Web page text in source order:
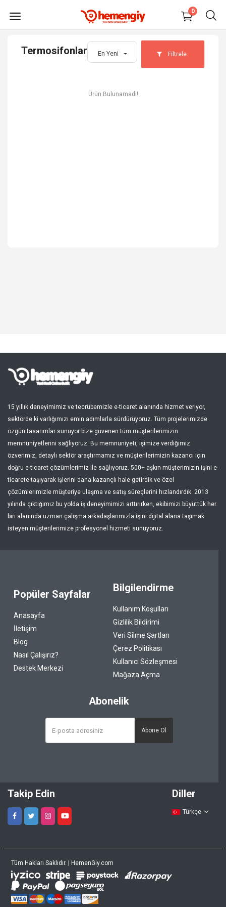
0
HEMEN
Giriş Yap
Kayıt Ol
Türkçe
Termosifonlar En Yeni Filtrele
Ürün Bulunamadı!
15 yıllık deneyimimiz ve tecrübemizle e-ticaret alanında hizmet veriyor,
sektörde ki varlığımızı emin adımlarla sürdürüyoruz. Tüm projelerimizde
özgün tasarımlar sunuyor bize güvenen tüm müşterilerimizin
memnuniyetlerini sağlıyoruz. Bu memnuniyeti, işimize verdiğimiz
özverimiz, detaylı sektör araştırmamız ve müşterilerimizin kazancı için
doğru e-ticaret çözümlerimiz ile sağlıyoruz. 500+ aşkın müşterimizin işini e-
ticarete taşıyarak işlerini daha kazançlı hale getirdik ve özel
çözümlerimizle müşteriye ulaşma ve satış süreçlerini hızlandırdık. 2013
yılında çıktığımız bu yolda iş deneyimimizi arttırırken, ekibimizi büyüttük her
biri alanında uzman çalışma arkadaşlarımızla işini dijital alana taşımak
isteyen müşterilerimize profesyonel hizmeti sunuyoruz.
Popüler Sayfalar
Anasayfa
İletişim
Blog
Nasıl Çalışırız?
Destek Merkezi
Bilgilendirme
Kullanım Koşulları
Gizlilik Bildirimi
Veri Silme Şartları
Çerez Politikası
Kullanıcı Sözleşmesi
Mağaza Açma
Abonelik
Abone Ol
Takip Edin Diller
Türkçe
Tüm Hakları Saklıdır. | HemenGiy.com